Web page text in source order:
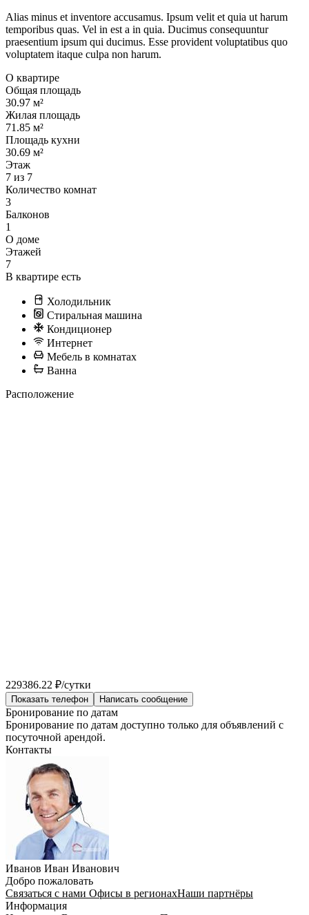
Alias minus et inventore accusamus. Ipsum velit et quia ut harum
temporibus quas. Vel in est a in quia. Ducimus consequuntur
praesentium ipsum qui ducimus. Esse provident voluptatibus quo
voluptatem itaque culpa non harum.
О квартире
Общая площадь
30.97 м²
Жилая площадь
71.85 м²
Площадь кухни
30.69 м²
Этаж
7 из 7
Количество комнат
3
Балконов
1
О доме
Этажей
7
В квартире есть
Холодильник
Стиральная машина
Кондиционер
Интернет
Мебель в комнатах
Ванна
Расположение
229386.22 ₽/сутки
Показать телефон Написать сообщение
Бронирование по датам
Бронирование по датам доступно только для объявлений с
посуточной арендой.
Контакты
Иванов Иван Иванович
Добро пожаловать
Связаться с нами Офисы в регионахНаши партнёры
Информация